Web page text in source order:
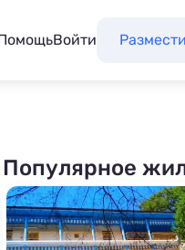
Войти
Популярное